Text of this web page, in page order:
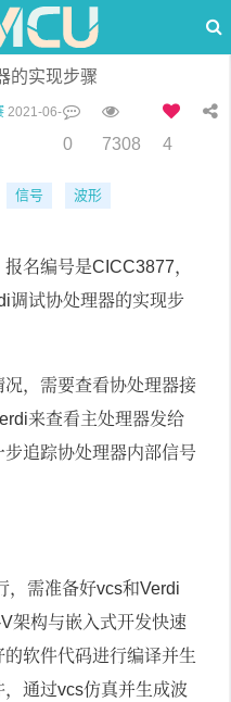
的实现步骤
2021-06-
0 7308 4
信号 波形
名编号是CICC3877，
调试协处理器的实现步
，需要查看协处理器接
来查看主处理器发给
追踪协处理器内部信号
，需准备好vcs和Verdi
架构与嵌入式开发快速
软件代码进行编译并生
通过vcs仿真并生成波